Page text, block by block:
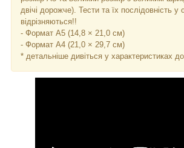
двічі дорожче). Тести та їх послідовність у
відрізняються!!
- Формат А5 (14,8 × 21,0 см)
- Формат А4 (21,0 × 29,7 см)
* детальніше дивіться у характеристиках